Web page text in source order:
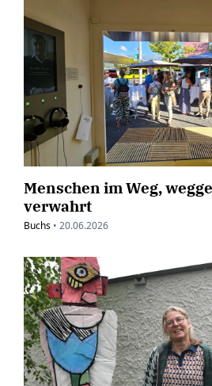
Menschen im Weg,
verwahrt
Buchs • 20.06.2026